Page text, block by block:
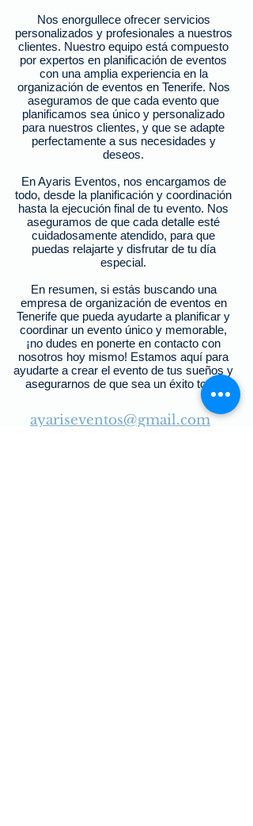
Nos enorgullece ofrecer servicios
personalizados y profesionales a nuestros
clientes. Nuestro equipo está compuesto
por expertos en planificación de eventos
con una amplia experiencia en la
organización de eventos en Tenerife. Nos
aseguramos de que cada evento que
planificamos sea único y personalizado
para nuestros clientes, y que se adapte
perfectamente a sus necesidades y
deseos.
En Ayaris Eventos, nos encargamos de
todo, desde la planificación y coordinación
hasta la ejecución final de tu evento. Nos
aseguramos de que cada detalle esté
cuidadosamente atendido, para que
puedas relajarte y disfrutar de tu día
especial.
En resumen, si estás buscando una
empresa de organización de eventos en
Tenerife que pueda ayudarte a planificar y
coordinar un evento único y memorable,
¡no dudes en ponerte en contacto con
nosotros hoy mismo! Estamos aquí para
ayudarte a crear el evento de tus sueños y
asegurarnos de que sea un éxito total.
ayariseventos@gmail.com